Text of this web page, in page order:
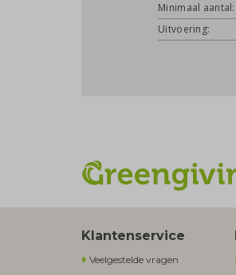
Minimaal aantal:
Uitvoering:
Klantenservice
Veelgestelde vragen